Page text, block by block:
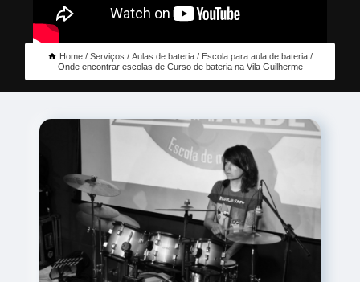
Home Serviços Aulas de bateria
Escola para aula de bateria
Onde encontrar escolas de Curso de bateria na Vila Guilherme